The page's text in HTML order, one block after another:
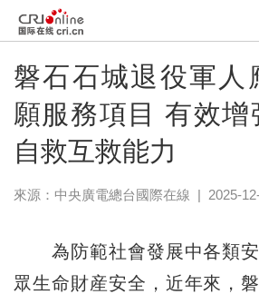
磐石石城退役軍人
願服務項目 有效增
自救互救能力
來源：中央廣電總台國際在線 | 2025-
為防範社會發展中各類安
眾生命財産安全，近年來，